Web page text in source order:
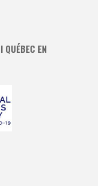
QUÉBEC EN